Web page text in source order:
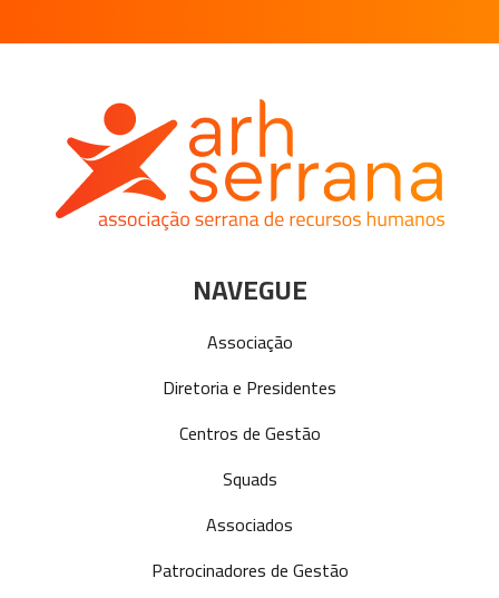
NAVEGUE
Associação
Diretoria e Presidentes
Centros de Gestão
Squads
Associados
Patrocinadores de Gestão